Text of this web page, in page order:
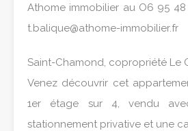
Athome immobilier au O6 95
t.balique@athome-immobilier.fr
Saint-Chamond, copropriété Le
Venez découvrir cet
1er étage sur 4, vendu
stationnement privative et une